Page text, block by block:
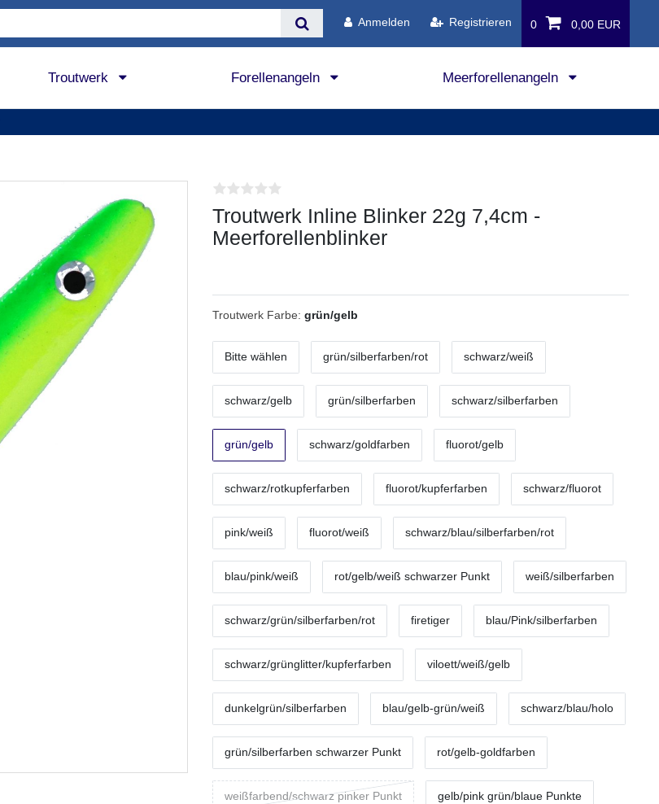
Anmelden Registrieren 0 0,00 EUR
Troutwerk Forellenangeln Meerforellenangeln
Troutwerk Inline Blinker 22g 7,4cm -
Meerforellenblinker
Troutwerk Farbe: grün/gelb
Bitte wählen grün/silberfarben/rot schwarz/weiß
schwarz/gelb grün/silberfarben schwarz/silberfarben
grün/gelb schwarz/goldfarben fluorot/gelb
schwarz/rotkupferfarben fluorot/kupferfarben schwarz/fluorot
pink/weiß fluorot/weiß schwarz/blau/silberfarben/rot
blau/pink/weiß rot/gelb/weiß schwarzer Punkt weiß/silberfarben
schwarz/grün/silberfarben/rot firetiger blau/Pink/silberfarben
schwarz/grünglitter/kupferfarben viloett/weiß/gelb
dunkelgrün/silberfarben blau/gelb-grün/weiß schwarz/blau/holo
grün/silberfarben schwarzer Punkt rot/gelb-goldfarben
weißfarbend/schwarz pinker Punkt gelb/pink grün/blaue Punkte